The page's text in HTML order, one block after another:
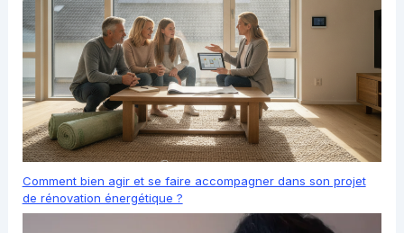
Comment bien agir et se faire accompagner dans son projet
de rénovation énergétique ?